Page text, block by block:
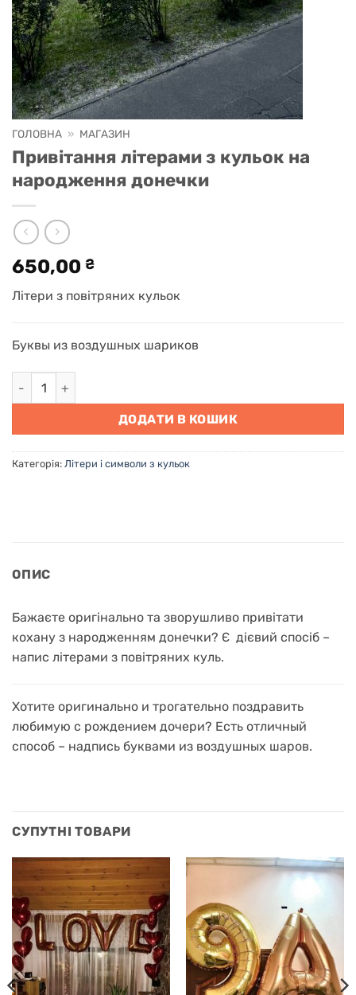
ГОЛОВНА » МАГАЗИН
Привітання літерами з кульок на
народження донечки
650,00 ₴
Літери з повітряних кульок
Буквы из воздушных шариков
Привітання літерами з кульок на народження донечки
ДОДАТИ В КОШИК
Категорія: Літери і символи з кульок
ОПИС
Бажаєте оригінально та зворушливо привітати
кохану з народженням донечки? Є дієвий спосіб –
напис літерами з повітряних куль.
Хотите оригинально и трогательно поздравить
любимую с рождением дочери? Есть отличный
способ – надпись буквами из воздушных шаров.
СУПУТНІ ТОВАРИ